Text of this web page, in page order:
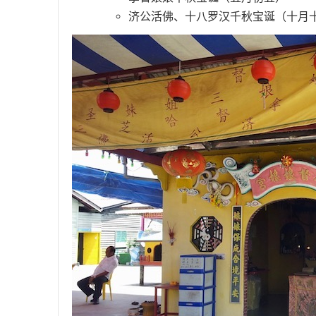
济公活佛、十八罗汉千秋宝诞（十月